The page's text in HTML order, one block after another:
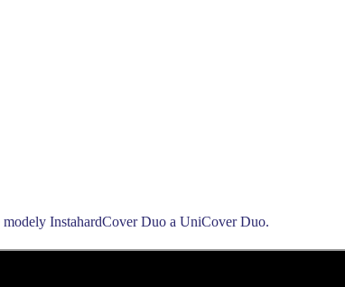
InstahardCover Duo a UniCover Duo.